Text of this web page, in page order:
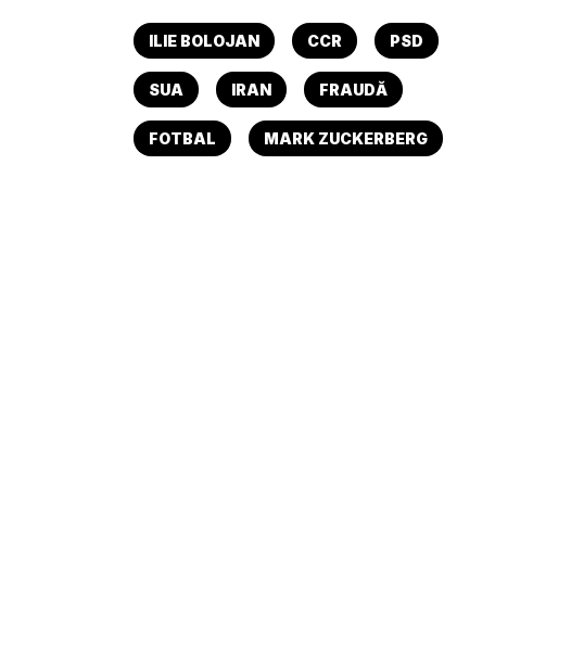
ILIE BOLOJAN CCR PSD
SUA IRAN FRAUDĂ
FOTBAL MARK ZUCKERBERG